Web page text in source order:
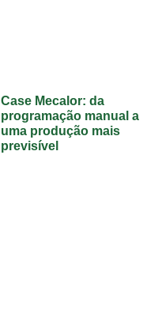
Case Mecalor: da
programação manual a
uma produção mais
previsível